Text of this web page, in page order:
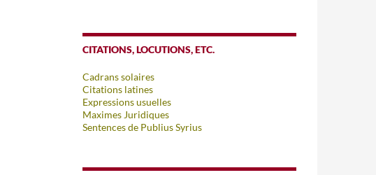
CITATIONS, LOCUTIONS, ETC.
Cadrans solaires
Citations latines
Expressions usuelles
Maximes Juridiques
Sentences de Publius Syrius